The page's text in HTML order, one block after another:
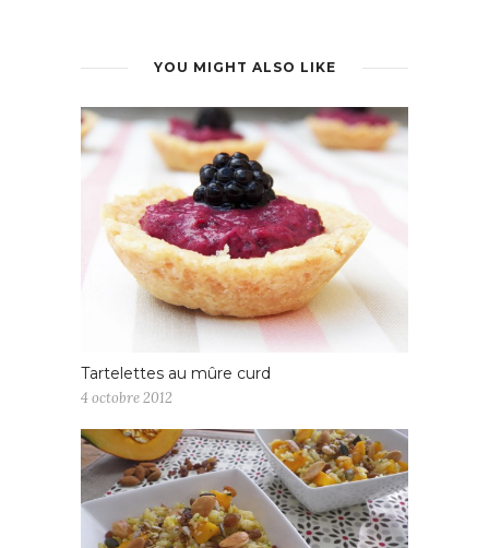
YOU MIGHT ALSO LIKE
Tartelettes au mûre curd
4 octobre 2012